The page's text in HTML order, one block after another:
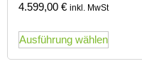
4.599,00 € inkl. MwSt
Ausführung wählen